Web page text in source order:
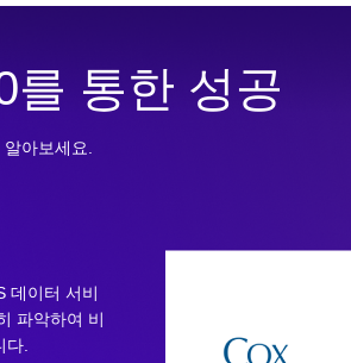
를 통한 성공
아보세요.
데이터 서비
파악하여 비
.